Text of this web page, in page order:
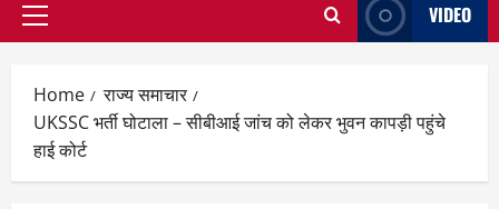
Primary
VIDEO
Home
राज्य समाचार
UKSSC भर्ती घोटाला – सीबीआई जांच को लेकर भुवन कापड़ी पहुंचे
हाई कोर्ट